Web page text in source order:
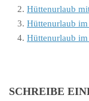
Hüttenurlaub
Hüttenurlaub
Hüttenurlaub
SCHREIBE